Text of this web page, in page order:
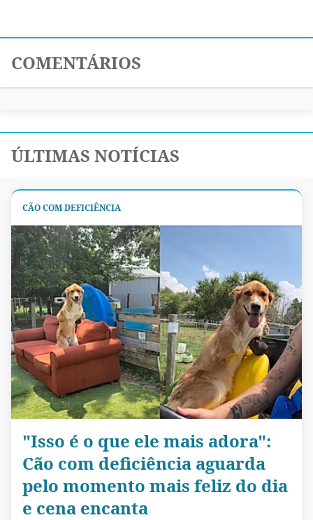
COMENTÁRIOS
ÚLTIMAS NOTÍCIAS
CÃO COM DEFICIÊNCIA
"Isso é o que ele mais adora":
Cão com deficiência aguarda
pelo momento mais feliz do dia
e cena encanta